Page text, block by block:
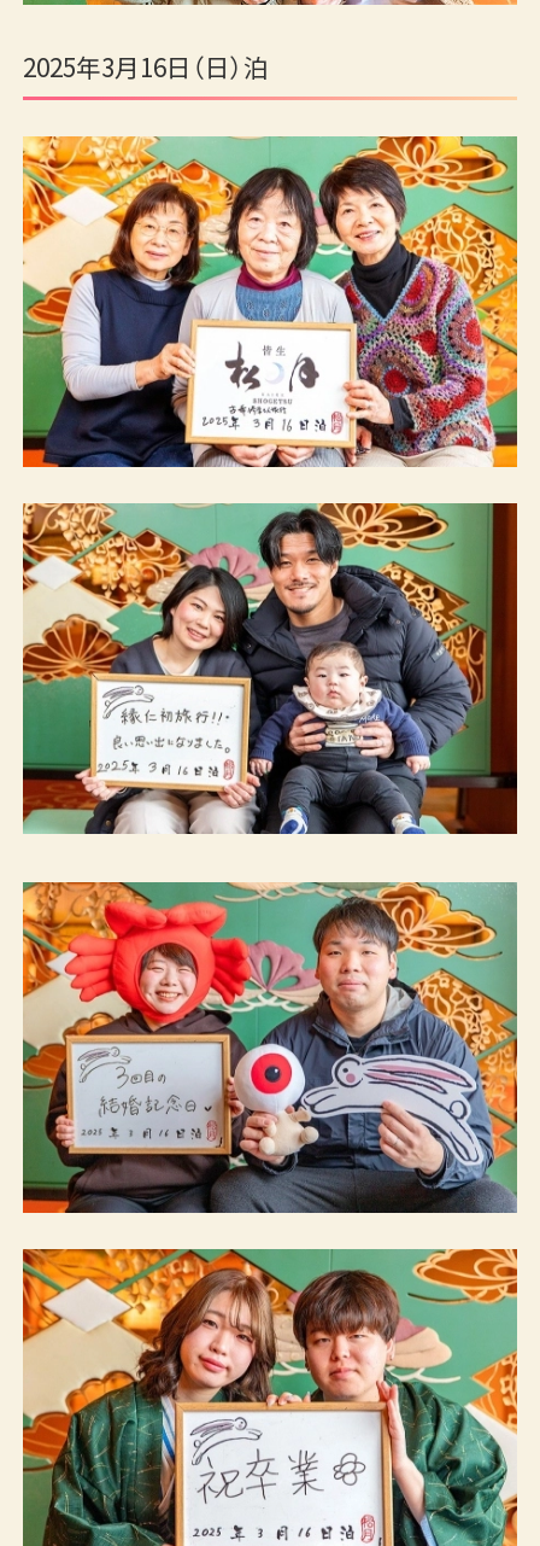
RESERVATION
宿泊日
日付未定
泊数 部屋数
室
男性
名
女性
名
検索する
宿泊プランから探す
カレンダーから探す
ベストレート宣言
予約確認・変更・キャンセル
TEL.0859-31-1100
（11:00～19:00）
2025年3月16日（日）泊